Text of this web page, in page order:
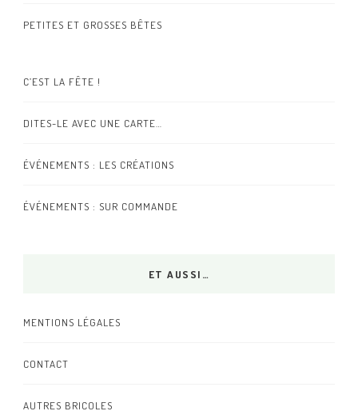
PETITES ET GROSSES BÊTES
C’EST LA FÊTE !
DITES-LE AVEC UNE CARTE…
ÉVÉNEMENTS : LES CRÉATIONS
ÉVÉNEMENTS : SUR COMMANDE
ET AUSSI…
MENTIONS LÉGALES
CONTACT
AUTRES BRICOLES